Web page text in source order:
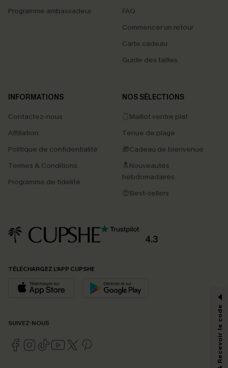
Programme ambassadeur
FAQ
Commencer un retour
Carte cadeau
Guide des tailles
INFORMATIONS
Contactez-nous
Affiliation
Politique de confidentialité
Termes & Conditions
Programme de fidélité
NOS SÉLECTIONS
🩱Maillot ventre plat
Tenue de plage
🎁Cadeau de bienvenue
🔝Nouveautés
hebdomadaires
😍Best-sellers
4.3
TÉLÉCHARGEZ L’APP CUPSHE
SUIVEZ-NOUS
PROFITEZ DE -15%
-15% dès 2 Achetés par E-mail
En soumettant votre adresse e-mail, vous acceptez de recevoir des e-mails
marketing (y compris du contenu généré par l'IA) de Cupshe et